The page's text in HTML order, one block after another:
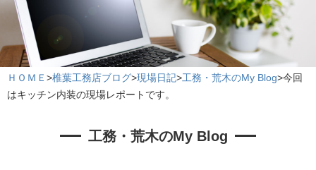
ＨＯＭＥ >椎葉工務店ブログ>現場日記>工務・荒木のMy Blog>今回
はキッチン内装の現場レポートです。
工務・荒木のMy Blog